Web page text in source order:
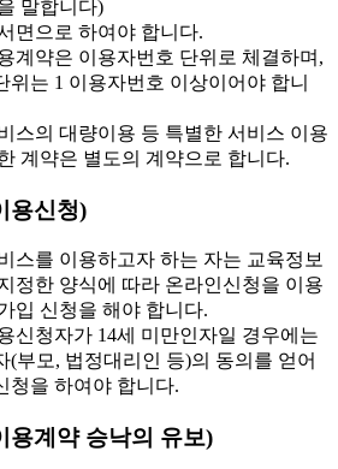
말합니다)
면으로 하여야 합니다.
계약은 이용자번호 단위로 체결하며,
위는 1 이용자번호 이상이어야 합니
스의 대량이용 등 특별한 서비스 이용
계약은 별도의 계약으로 합니다.
용신청)
스를 이용하고자 하는 자는 교육정보
정한 양식에 따라 온라인신청을 이용
입 신청을 해야 합니다.
신청자가 14세 미만인자일 경우에는
(부모, 법정대리인 등)의 동의를 얻어
청을 하여야 합니다.
용계약 승낙의 유보)